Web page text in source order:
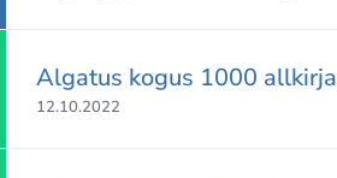
Algatus kogus 1000 allkirja
12.10.2022